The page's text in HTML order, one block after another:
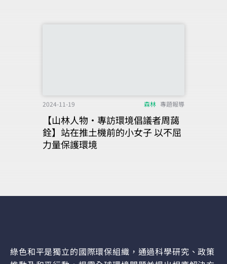
2024-11-19 森林 專題報導
【山林人物‧專訪環境倡議者周藹
銓】站在推土機前的小女子 以不屈
力量保護環境
綠色和平是獨立的國際環保組織，通過科學研究、政策